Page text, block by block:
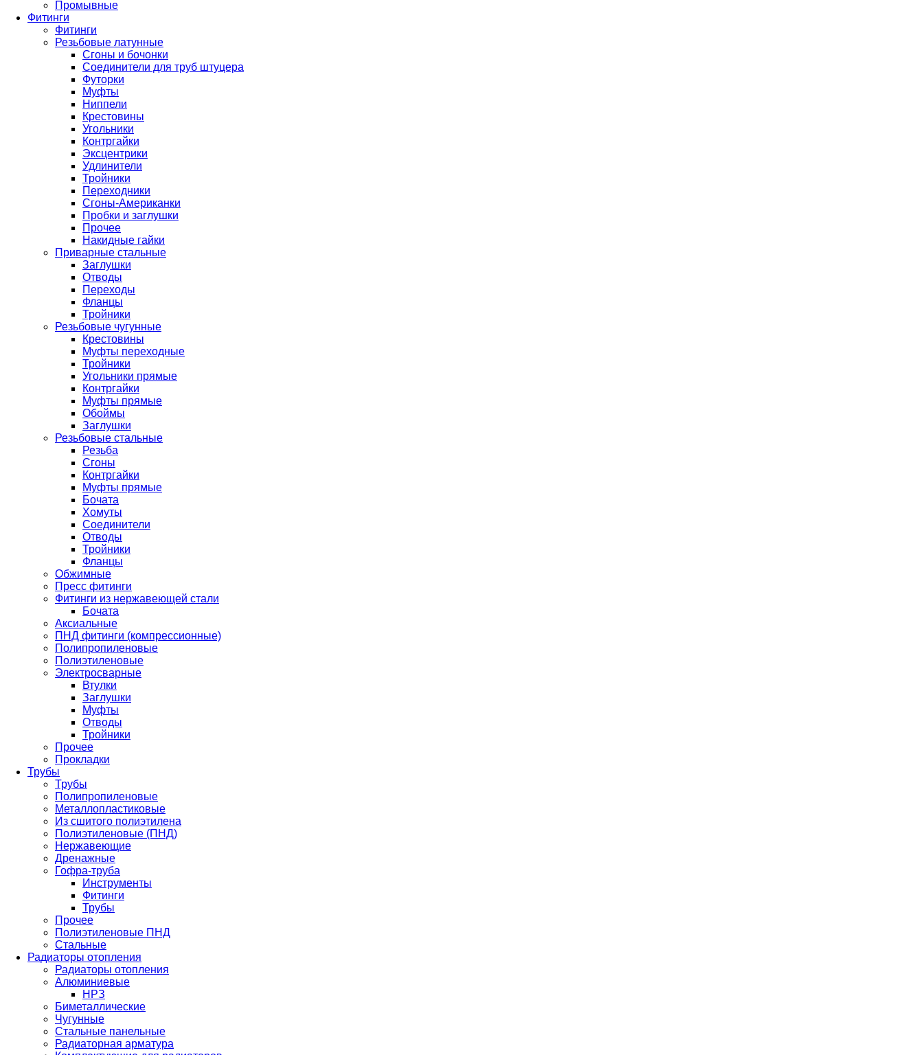
Промывные
Фитинги
Фитинги
Резьбовые латунные
Сгоны и бочонки
Соединители для труб штуцера
Футорки
Муфты
Ниппели
Крестовины
Угольники
Контргайки
Эксцентрики
Удлинители
Тройники
Переходники
Сгоны-Американки
Пробки и заглушки
Прочее
Накидные гайки
Приварные стальные
Заглушки
Отводы
Переходы
Фланцы
Тройники
Резьбовые чугунные
Крестовины
Муфты переходные
Тройники
Угольники прямые
Контргайки
Муфты прямые
Обоймы
Заглушки
Резьбовые стальные
Резьба
Сгоны
Контргайки
Муфты прямые
Бочата
Хомуты
Соединители
Отводы
Тройники
Фланцы
Обжимные
Пресс фитинги
Фитинги из нержавеющей стали
Бочата
Аксиальные
ПНД фитинги (компрессионные)
Полипропиленовые
Полиэтиленовые
Электросварные
Втулки
Заглушки
Муфты
Отводы
Тройники
Прочее
Прокладки
Трубы
Трубы
Полипропиленовые
Металлопластиковые
Из сшитого полиэтилена
Полиэтиленовые (ПНД)
Нержавеющие
Дренажные
Гофра-труба
Инструменты
Фитинги
Трубы
Прочее
Полиэтиленовые ПНД
Стальные
Радиаторы отопления
Радиаторы отопления
Алюминиевые
НРЗ
Биметаллические
Чугунные
Стальные панельные
Радиаторная арматура